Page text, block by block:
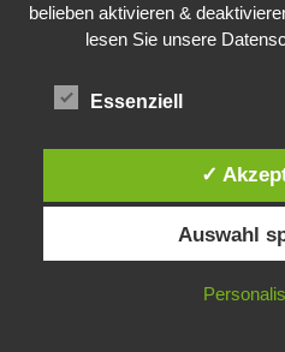
Eintrags-Feed
Diese Website verwendet Cookies.
Website stimmst du der Verwendung
IN
belieben aktivieren &
lesen Sie unsere
Essenziell
✓
Auswahl